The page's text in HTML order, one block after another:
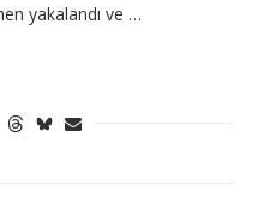
yakalandı ve …